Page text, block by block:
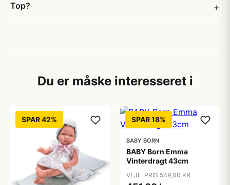
Top?
Du er måske interesseret i
SPAR 42% SPAR 18%
BABY BORN
BABY Born Emma
Vinterdragt 43cm
VEJL. PRIS 549,00 KR